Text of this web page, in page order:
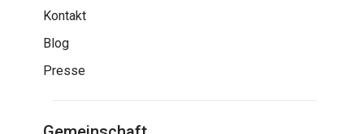
Kontakt
Blog
Presse